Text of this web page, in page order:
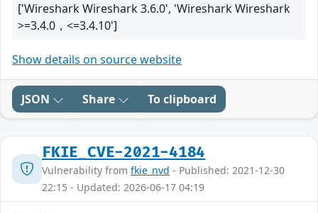
['Wireshark Wireshark 3.6.0', 'Wireshark Wireshark
>=3.4.0，<=3.4.10']
Show details on source website
JSON Share To clipboard
FKIE_CVE-2021-4184
Vulnerability from fkie_nvd - Published: 2021-12-30
22:15 - Updated: 2026-06-17 04:19